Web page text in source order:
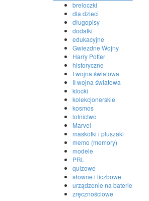
breloczki
dla dzieci
długopisy
dodatki
edukacyjne
Gwiezdne Wojny
Harry Potter
historyczne
I wojna światowa
II wojna światowa
klocki
kolekcjonerskie
kosmos
lotnictwo
Marvel
maskotki i pluszaki
memo (memory)
modele
PRL
quizowe
słowne i liczbowe
urządzenie na baterie
zręcznościowe